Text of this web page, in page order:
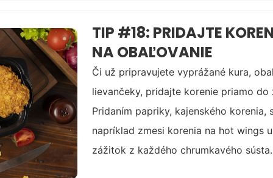
TIP #18: PRIDAJTE
NA OBAĽOVANIE
Či už pripravujete vyprážané kura,
lievančeky, pridajte korenie priamo do
Pridaním papriky, kajenského korenia,
napríklad zmesi korenia na hot wings
zážitok z každého chrumkavého sústa.